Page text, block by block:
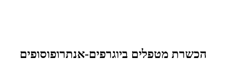
הכשרת מטפלים ביוגרפים-אנתרופוסופים